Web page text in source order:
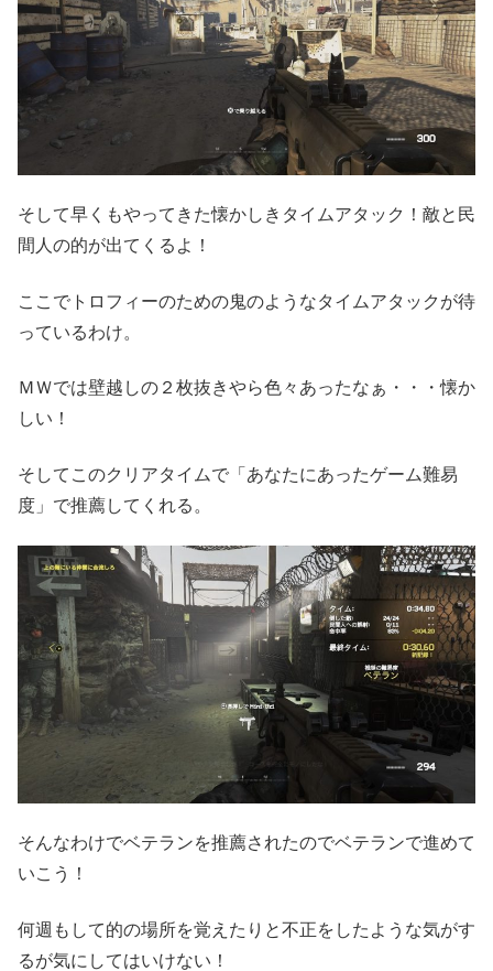
そして早くもやってきた懐かしきタイムアタック！敵と民
間人の的が出てくるよ！
ここでトロフィーのための鬼のようなタイムアタックが待
っているわけ。
ＭＷでは壁越しの２枚抜きやら色々あったなぁ・・・懐か
しい！
そしてこのクリアタイムで「あなたにあったゲーム難易
度」で推薦してくれる。
そんなわけでベテランを推薦されたのでベテランで進めて
いこう！
何週もして的の場所を覚えたりと不正をしたような気がす
るが気にしてはいけない！